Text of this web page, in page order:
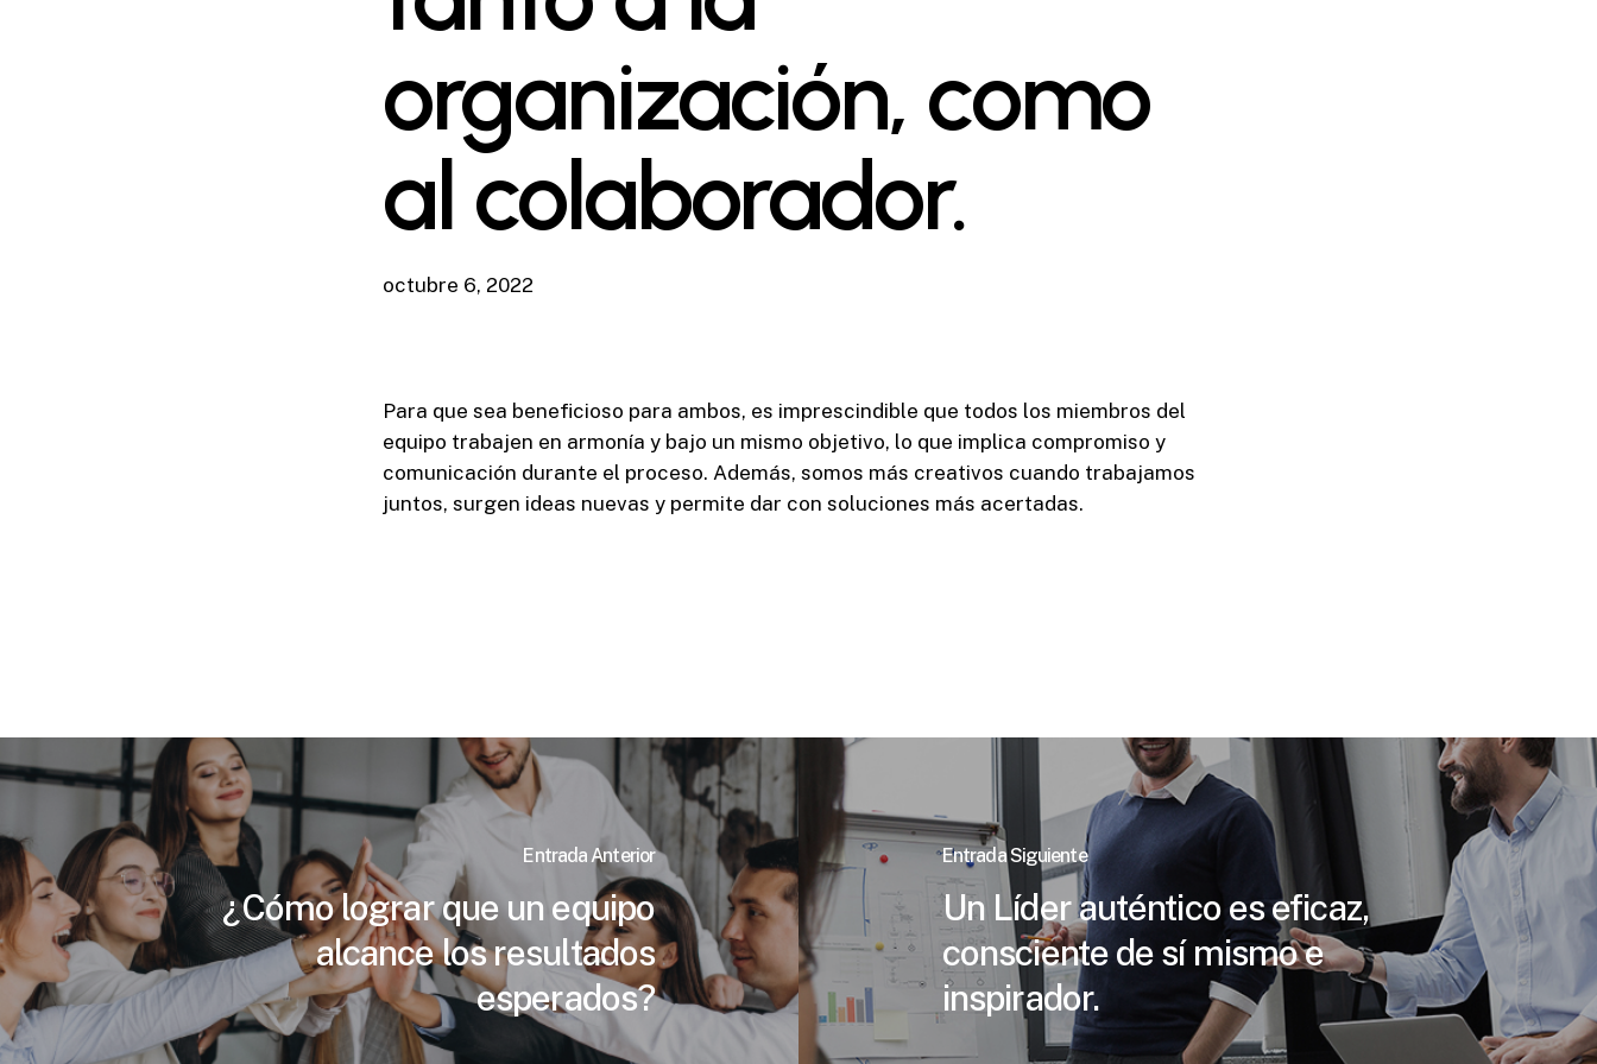
organización, como
al colaborador.
octubre 6, 2022
Para que sea beneficioso para ambos, es imprescindible que todos los miembros del
equipo trabajen en armonía y bajo un mismo objetivo, lo que implica compromiso y
comunicación durante el proceso. Además, somos más creativos cuando trabajamos
juntos, surgen ideas nuevas y permite dar con soluciones más acertadas.
Entrada Anterior
¿Cómo lograr que un equipo
alcance los resultados
esperados?
Entrada Siguiente
Un Líder auténtico es eficaz,
consciente de sí mismo e
inspirador.